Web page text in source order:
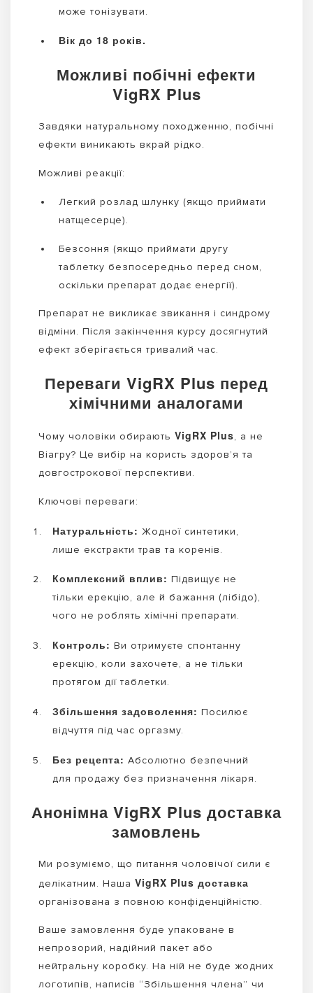
може тонізувати.
Вік до 18 років.
Можливі побічні ефекти
VigRX Plus
Завдяки натуральному походженню, побічні
ефекти виникають вкрай рідко.
Можливі реакції:
Легкий розлад шлунку (якщо приймати
натщесерце).
Безсоння (якщо приймати другу
таблетку безпосередньо перед сном,
оскільки препарат додає енергії).
Препарат не викликає звикання і синдрому
відміни. Після закінчення курсу досягнутий
ефект зберігається тривалий час.
Переваги VigRX Plus перед
хімічними аналогами
Чому чоловіки обирають VigRX Plus, а не
Віагру? Це вибір на користь здоров’я та
довгострокової перспективи.
Ключові переваги:
Натуральність: Жодної синтетики,
лише екстракти трав та коренів.
Комплексний вплив: Підвищує не
тільки ерекцію, але й бажання (лібідо),
чого не роблять хімічні препарати.
Контроль: Ви отримуєте спонтанну
ерекцію, коли захочете, а не тільки
протягом дії таблетки.
Збільшення задоволення: Посилює
відчуття під час оргазму.
Без рецепта: Абсолютно безпечний
для продажу без призначення лікаря.
Анонімна VigRX Plus доставка
замовлень
Ми розуміємо, що питання чоловічої сили є
делікатним. Наша VigRX Plus доставка
організована з повною конфіденційністю.
Ваше замовлення буде упаковане в
непрозорий, надійний пакет або
нейтральну коробку. На ній не буде жодних
логотипів, написів “Збільшення члена” чи